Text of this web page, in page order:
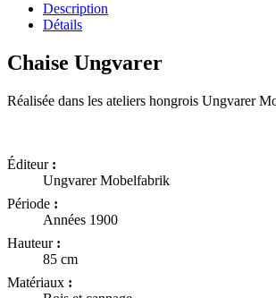
Description
Détails
Chaise Ungvarer
Réalisée dans les ateliers hongrois Ungvarer
Éditeur :
Ungvarer Mobelfabrik
Période :
Années 1900
Hauteur :
85 cm
Matériaux :